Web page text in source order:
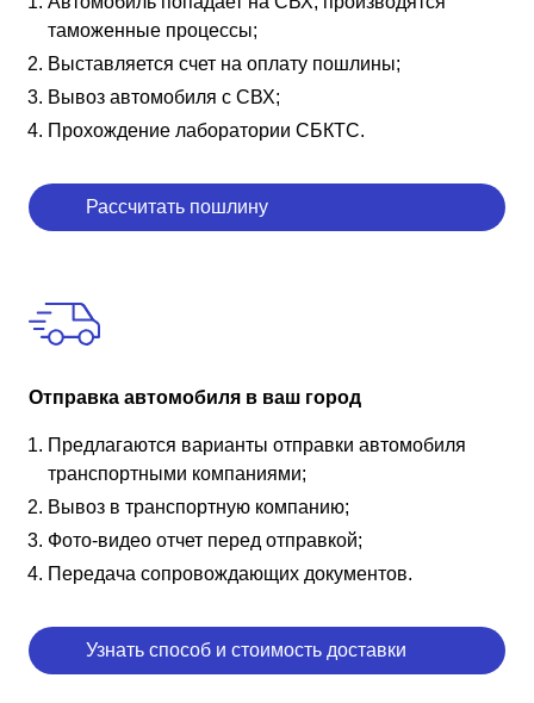
таможенные процессы;
Выставляется счет на оплату пошлины;
Вывоз автомобиля с СВХ;
Прохождение лаборатории СБКТС.
Рассчитать пошлину
Отправка автомобиля в ваш город
Предлагаются варианты отправки автомобиля
транспортными компаниями;
Вывоз в транспортную компанию;
Фото-видео отчет перед отправкой;
Передача сопровождающих документов.
Узнать способ и стоимость доставки